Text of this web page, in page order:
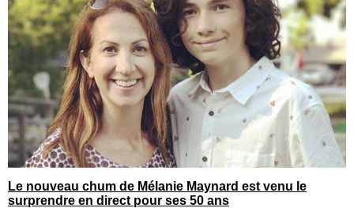
Le nouveau chum de Mélanie Maynard est venu le
surprendre en direct pour ses 50 ans